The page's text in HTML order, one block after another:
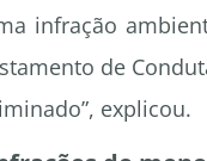
infração
de
, explicou.